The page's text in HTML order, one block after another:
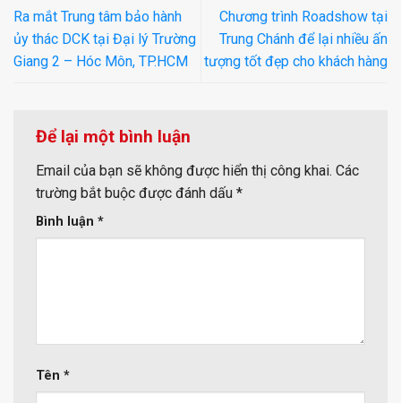
Ra mắt Trung tâm bảo hành
ủy thác DCK tại Đại lý Trường
Giang 2 – Hóc Môn, TP.HCM
Chương trình Roadshow tại
Trung Chánh để lại nhiều ấn
tượng tốt đẹp cho khách hàng
Để lại một bình luận
Email của bạn sẽ không được hiển thị công khai. Các
trường bắt buộc được đánh dấu *
Bình luận *
Tên *